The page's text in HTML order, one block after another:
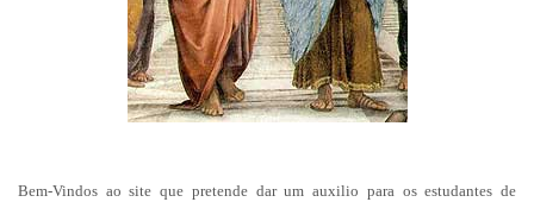
Bem-Vindos ao site que pretende dar um auxilio para os estudantes de